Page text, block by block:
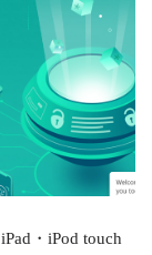
・iPod touch